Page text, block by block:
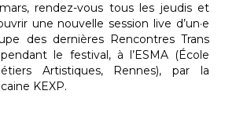
rendez-vous tous les jeudis et
une nouvelle session live d’un·e
des dernières Rencontres Trans
le festival, à l’ESMA (École
Artistiques, Rennes), par la
KEXP.